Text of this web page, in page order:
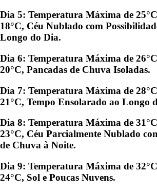
Dia 5: Temperatura Máxima de
18°C, Céu Nublado com
Longo do Dia.
Dia 6: Temperatura Máxima de
20°C, Pancadas de Chuva Isoladas.
Dia 7: Temperatura Máxima de
21°C, Tempo Ensolarado ao Longo
Dia 8: Temperatura Máxima de
23°C, Céu Parcialmente Nublado
de Chuva à Noite.
Dia 9: Temperatura Máxima de
24°C, Sol e Poucas Nuvens.